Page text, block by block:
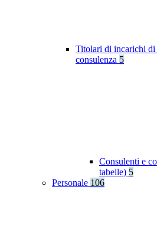
Titolari di incarichi di
consulenza 5
Consulenti e
tabelle) 5
Personale 106